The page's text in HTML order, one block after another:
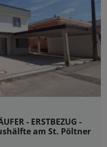
- ERSTBEZUG -
am St. Pöltner